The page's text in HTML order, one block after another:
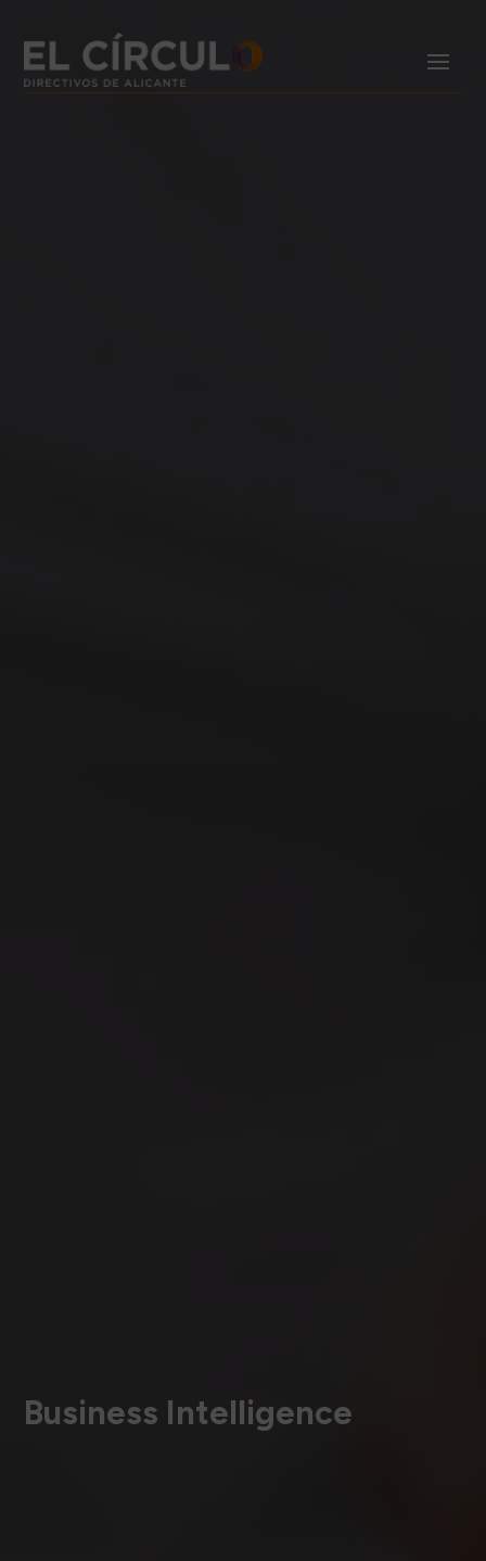
Business Intelligence